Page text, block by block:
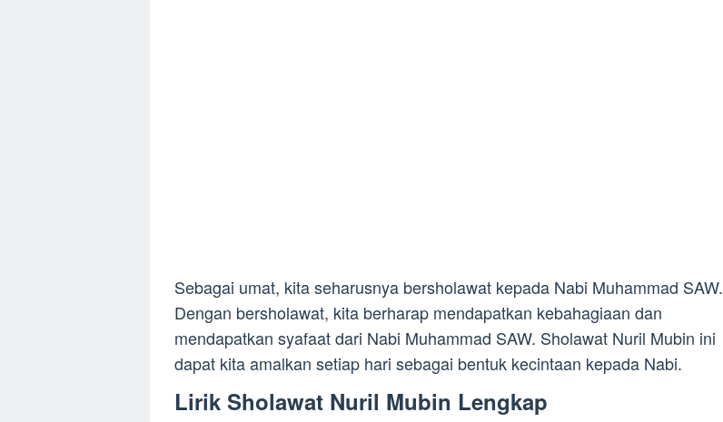
Sebagai umat, kita seharusnya bersholawat kepada Nabi Muhammad SAW.
Dengan bersholawat, kita berharap mendapatkan kebahagiaan dan
mendapatkan syafaat dari Nabi Muhammad SAW. Sholawat Nuril Mubin ini
dapat kita amalkan setiap hari sebagai bentuk kecintaan kepada Nabi.
Lirik Sholawat Nuril Mubin Lengkap